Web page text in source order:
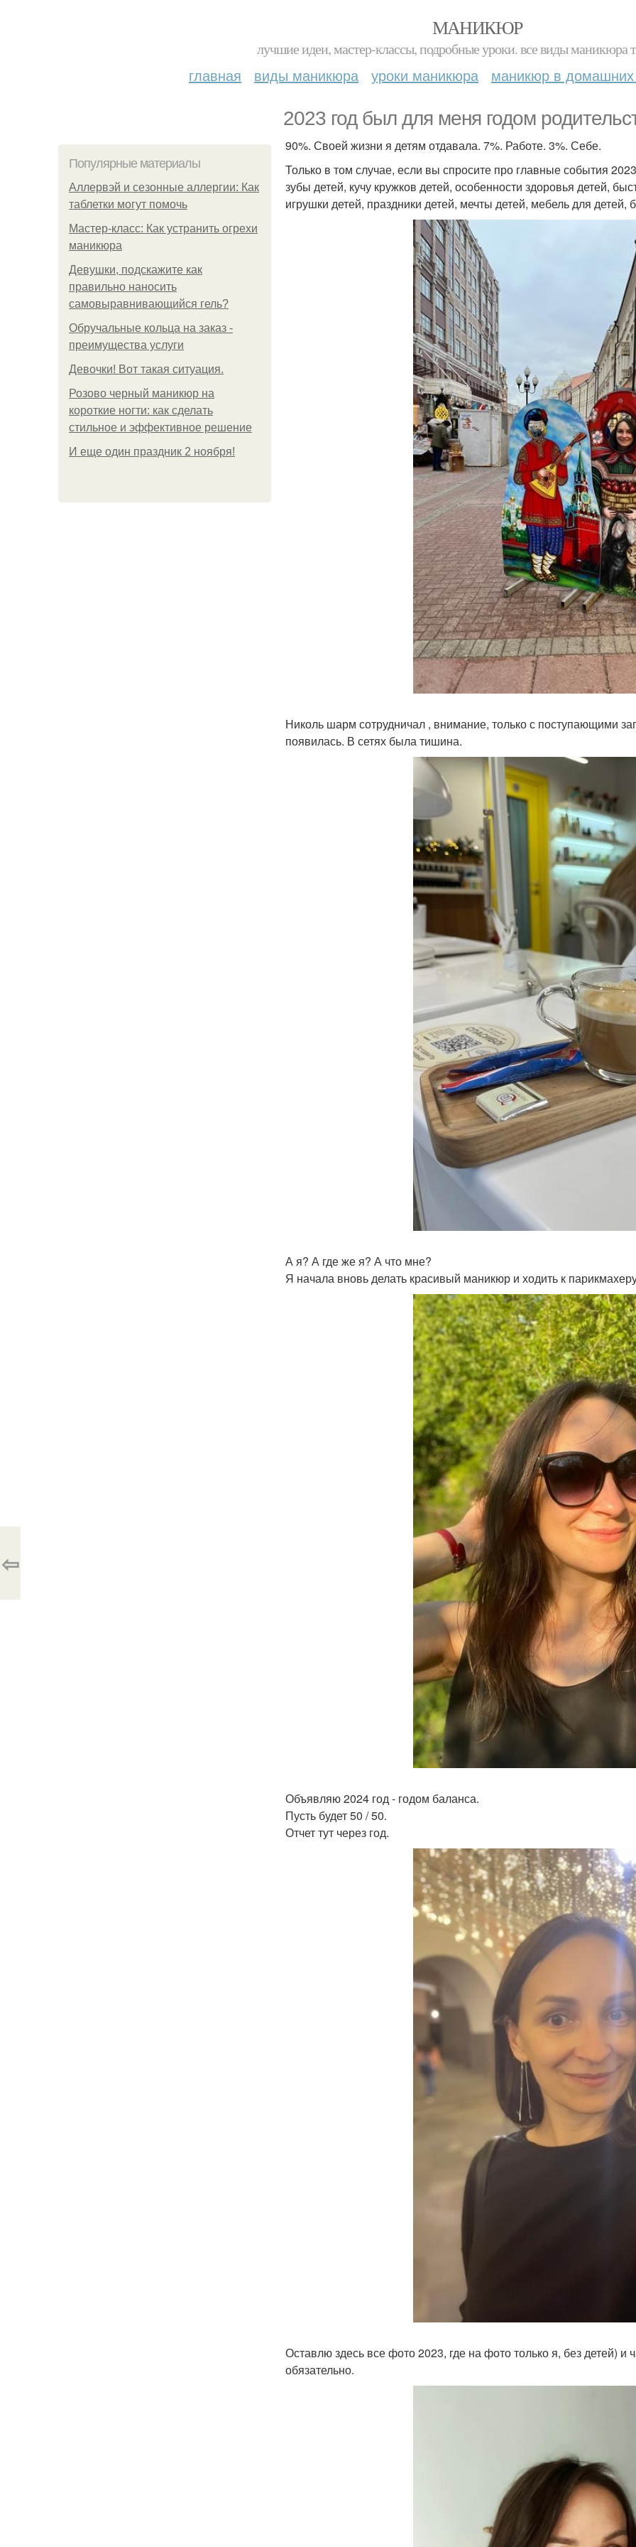
МАНИКЮР
лучшие идеи, мастер-классы, подробные уроки. все виды маникюра
главная виды маникюра уроки маникюра маникюр в домашних
2023 год был для меня годом
Популярные материалы
Аллервэй и сезонные аллергии: Как
таблетки могут помочь
Мастер-класс: Как устранить огрехи
маникюра
Девушки, подскажите как
правильно наносить
самовыравнивающийся гель?
Обручальные кольца на заказ -
преимущества услуги
Девочки! Вот такая ситуация.
Розово черный маникюр на
короткие ногти: как сделать
стильное и эффективное решение
И еще один праздник 2 ноября!
90%. Своей жизни я детям отдавала. 7%. Работе. 3%. Себе.
Только в том случае, если вы спросите про главные события
зубы детей, кучу кружков детей, особенности здоровья детей,
игрушки детей, праздники детей, мечты детей, мебель для
Николь шарм сотрудничал , внимание, только с поступающими
появилась. В сетях была тишина.
А я? А где же я? А что мне?
Я начала вновь делать красивый маникюр и ходить к
Объявляю 2024 год - годом баланса.
Пусть будет 50 / 50.
Отчет тут через год.
Оставлю здесь все фото 2023, где на фото только я, без детей)
обязательно.
⇦